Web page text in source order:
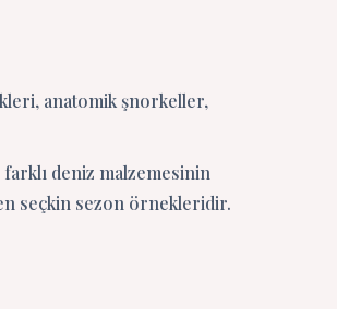
anatomik şnorkeller,
deniz malzemesinin
seçkin sezon örnekleridir.